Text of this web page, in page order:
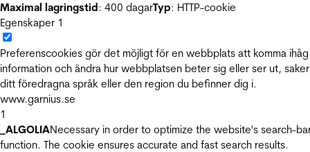
Maximal lagringstid: 400 dagarTyp: HTTP-cookie
Egenskaper 1
Preferenscookies gör det möjligt för en webbplats att komma ihåg
information och ändra hur webbplatsen beter sig eller ser ut,
ditt föredragna språk eller den region du befinner dig i.
www.garnius.se
1
_ALGOLIANecessary in order to optimize the website's search-
function. The cookie ensures accurate and fast search results.